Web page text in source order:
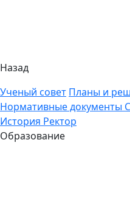
Назад
Ученый совет Планы и
Нормативные документы
История Ректор
Образование